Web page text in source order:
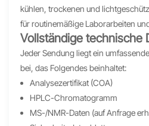
kühlen, trockenen und
für routinemäßige Laborarbeiten
Vollständige technische
Jeder Sendung liegt ein
bei, das Folgendes beinhaltet:
Analysezertifikat (COA)
HPLC-Chromatogramm
MS-/NMR-Daten (auf Anfrage